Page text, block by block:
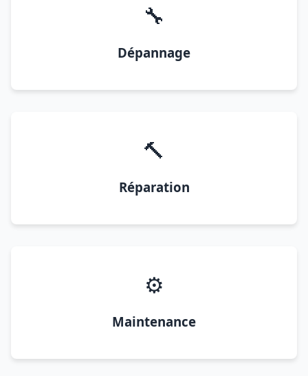
🔧
Dépannage
🔨
Réparation
⚙️
Maintenance